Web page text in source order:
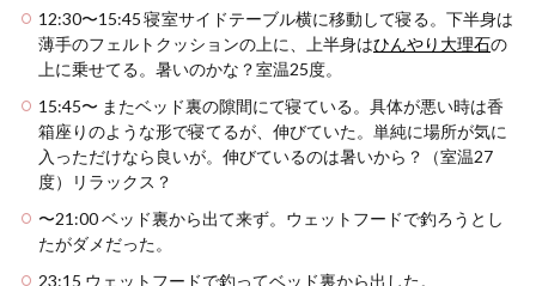
12:30〜15:45 寝室サイドテーブル横に移動して寝る。下半身は
薄手のフェルトクッションの上に、上半身はひんやり大理石の
上に乗せてる。暑いのかな？室温25度。
15:45〜 またベッド裏の隙間にて寝ている。具体が悪い時は香
箱座りのような形で寝てるが、伸びていた。単純に場所が気に
入っただけなら良いが。伸びているのは暑いから？（室温27
度）リラックス？
〜21:00 ベッド裏から出て来ず。ウェットフードで釣ろうとし
たがダメだった。
23:15 ウェットフードで釣ってベッド裏から出した。